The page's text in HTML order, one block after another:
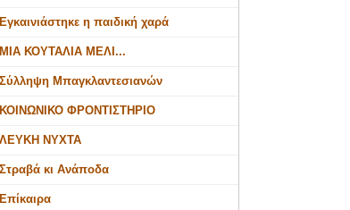
Εγκαινιάστηκε η παιδική χαρά
ΜΙΑ ΚΟΥΤΑΛΙΑ ΜΕΛΙ...
Σύλληψη Μπαγκλαντεσιανών
ΚΟΙΝΩΝΙΚΟ ΦΡΟΝΤΙΣΤΗΡΙΟ
ΛΕΥΚΗ ΝΥΧΤΑ
Στραβά κι Ανάποδα
Επίκαιρα